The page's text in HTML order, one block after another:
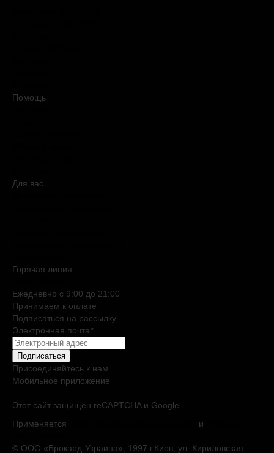
Помощь
Для вас
Горячая линия
Ежедневно c 9:00 до 21:00
Принимаем к оплате
Подписаться на рассылку
Электронная почта*
Подписаться
Присоединяйтесь к нам
Мобильное приложение
Этот сайт защищен reCAPTCHA и Google
Применяется
и
© ООО «Брокард-Украина», 1997 г.Киев, ул. Кириловская,